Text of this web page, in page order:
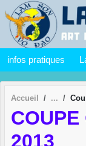
infos pratiques
Accueil
COUPE
2013
Panneau de